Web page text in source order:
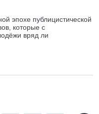
эпохе публицистической
которые с
вряд ли